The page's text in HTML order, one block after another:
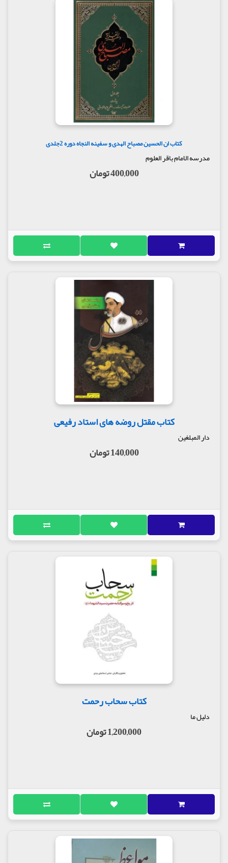
کتاب ان الحسین مصباح الهدی و سفینه النجاه دوره 2جلدی
مدرسه الامام باقر العلوم
400,000 تومان
کتاب مقتل روضه های استاد رفیعی
دار المبلغین
140,000 تومان
کتاب سحاب رحمت
دلیل ما
1,200,000 تومان